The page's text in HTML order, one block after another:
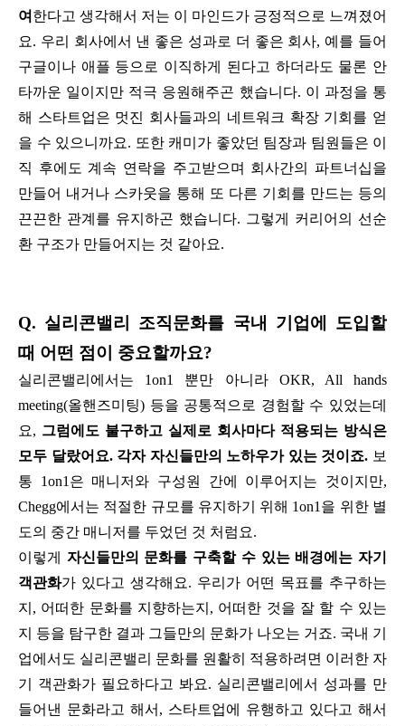
여 한다고 생각해서 저는 이 마인드가 긍정적으로 느껴졌어
요. 우리 회사에서 낸 좋은 성과로 더 좋은 회사, 예를 들어
구글이나 애플 등으로 이직하게 된다고 하더라도 물론 안
타까운 일이지만 적극 응원해주곤 했습니다. 이 과정을 통
해 스타트업은 멋진 회사들과의 네트워크 확장 기회를 얻
을 수 있으니까요. 또한 캐미가 좋았던 팀장과 팀원들은 이
직 후에도 계속 연락을 주고받으며 회사간의 파트너십을
만들어 내거나 스카웃을 통해 또 다른 기회를 만드는 등의
끈끈한 관계를 유지하곤 했습니다. 그렇게 커리어의 선순
환 구조가 만들어지는 것 같아요.
Q. 실리콘밸리 조직문화를 국내 기업에 도입할
때 어떤 점이 중요할까요?
실리콘밸리에서는 1on1 뿐만 아니라 OKR, All hands
meeting(올핸즈미팅) 등을 공통적으로 경험할 수 있었는데
요, 그럼에도 불구하고 실제로 회사마다 적용되는 방식은
모두 달랐어요. 각자 자신들만의 노하우가 있는 것이죠. 보
통 1on1은 매니저와 구성원 간에 이루어지는 것이지만,
Chegg에서는 적절한 규모를 유지하기 위해 1on1을 위한 별
도의 중간 매니저를 두었던 것 처럼요.
이렇게 자신들만의 문화를 구축할 수 있는 배경에는 자기
객관화가 있다고 생각해요. 우리가 어떤 목표를 추구하는
지, 어떠한 문화를 지향하는지, 어떠한 것을 잘 할 수 있는
지 등을 탐구한 결과 그들만의 문화가 나오는 거죠. 국내 기
업에서도 실리콘밸리 문화를 원활히 적용하려면 이러한 자
기 객관화가 필요하다고 봐요. 실리콘밸리에서 성과를 만
들어낸 문화라고 해서, 스타트업에 유행하고 있다고 해서